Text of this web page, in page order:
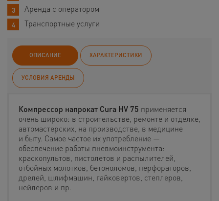
Аренда с оператором
Транспортные услуги
ОПИСАНИЕ ХАРАКТЕРИСТИКИ
УСЛОВИЯ АРЕНДЫ
Компрессор напрокат Cura HV 75 применяется
очень широко: в строительстве, ремонте и отделке,
автомастерских, на производстве, в медицине
и быту. Самое частое их употребление —
обеспечение работы пневмоинструмента:
краскопультов, пистолетов и распылителей,
отбойных молотков, бетоноломов, перфораторов,
дрелей, шлифмашин, гайковертов, степлеров,
нейлеров и пр.